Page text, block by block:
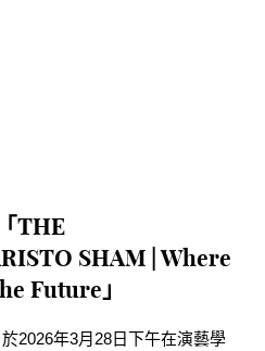
THE
SHAM | Where
Future」
2026年3月28日下午在演藝學